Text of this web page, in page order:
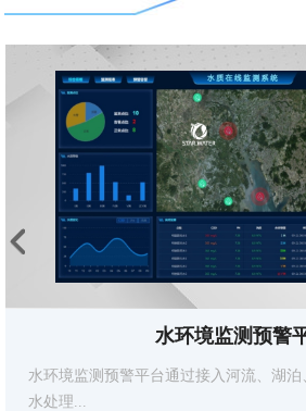
水环境监测预警
水环境监测预警平台通过接入河流、湖
水处理...